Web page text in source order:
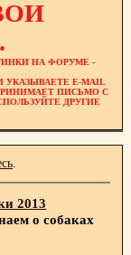
НА ФОРУМЕ -
E-MAIL
ПИСЬМО С
ДРУГИЕ
.
2013
о собаках